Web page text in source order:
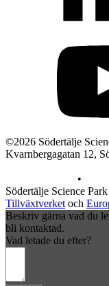
©2026 Södertälje
Kvarnbergagatan 12,
•
Södertälje Science
Tillväxtverket och
Beskriv gärna vad du
bli kontaktad.
Vad letade du efter?